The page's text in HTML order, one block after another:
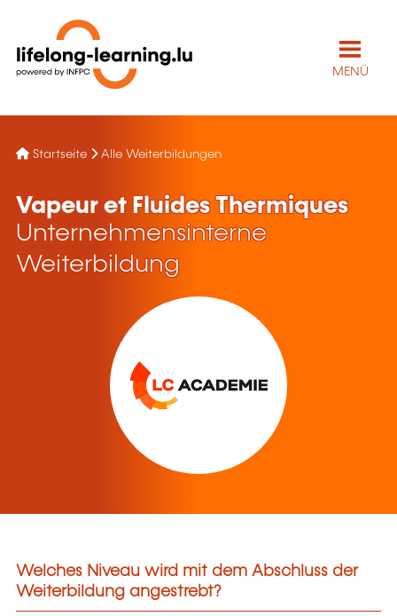
MENÜ
Startseite Alle Weiterbildungen
Vapeur et Fluides Thermiques
Unternehmensinterne
Weiterbildung
Welches Niveau wird mit dem Abschluss der
Weiterbildung angestrebt?